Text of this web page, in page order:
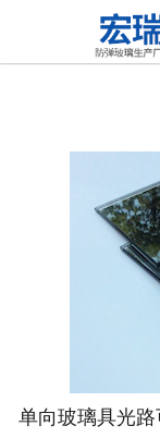
单向玻璃具光